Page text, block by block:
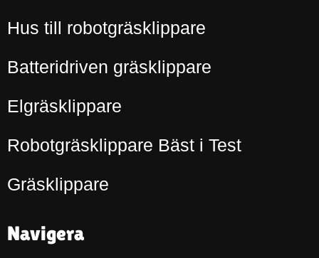
Hus till robotgräsklippare
Batteridriven gräsklippare
Elgräsklippare
Robotgräsklippare Bäst i Test
Gräsklippare
Navigera